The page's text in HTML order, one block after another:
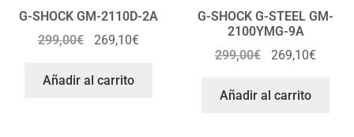
G-SHOCK GM-2110D-2A
299,00€ 269,10€
Añadir al carrito
G-SHOCK G-STEEL GM-
2100YMG-9A
299,00€ 269,10€
Añadir al carrito